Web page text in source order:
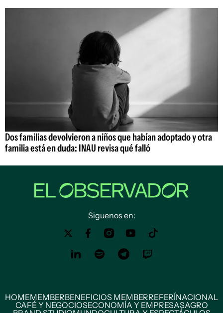
Dos familias devolvieron a niños que habían adoptado y otra
familia está en duda: INAU revisa qué falló
Siguenos en:
HOMEMEMBERBENEFICIOS MEMBERREFERÍNACIONAL
CAFÉ Y NEGOCIOSECONOMÍA Y EMPRESASAGRO